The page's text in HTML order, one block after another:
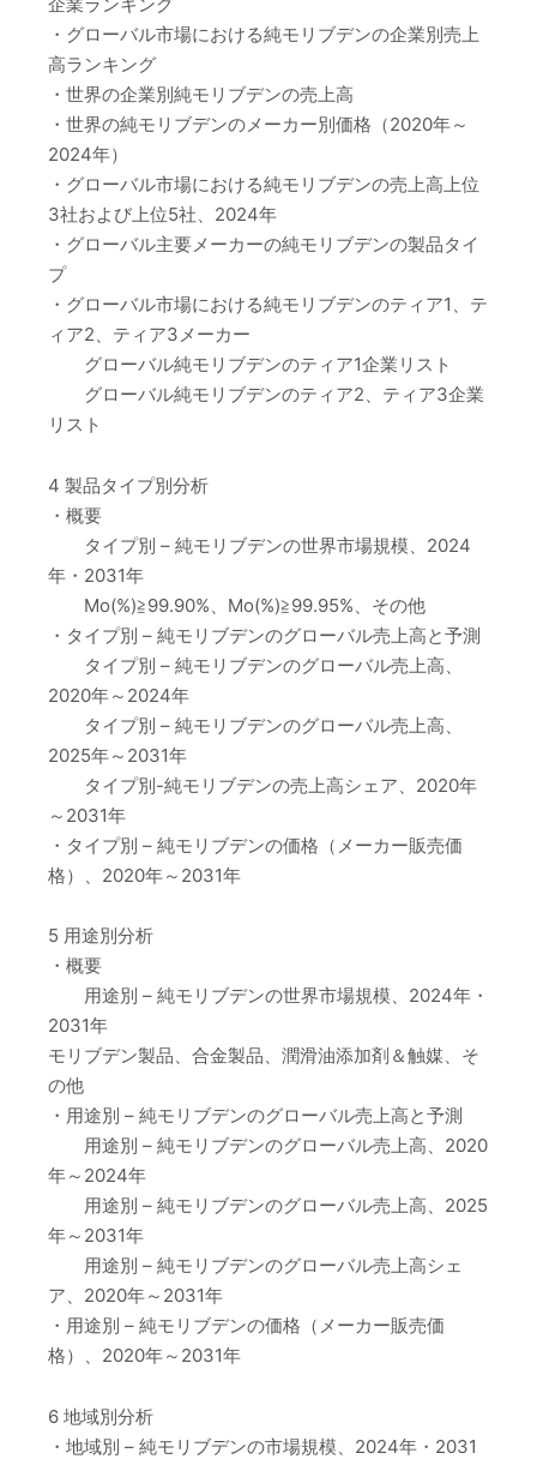
・グローバル市場における純モリブデンの企業別売上
高ランキング
・世界の企業別純モリブデンの売上高
・世界の純モリブデンのメーカー別価格（2020年～
2024年）
・グローバル市場における純モリブデンの売上高上位
3社および上位5社、2024年
・グローバル主要メーカーの純モリブデンの製品タイ
プ
・グローバル市場における純モリブデンのティア1、テ
ィア2、ティア3メーカー
グローバル純モリブデンのティア1企業リスト
グローバル純モリブデンのティア2、ティア3企業
リスト
4 製品タイプ別分析
・概要
タイプ別 – 純モリブデンの世界市場規模、2024
年・2031年
Mo(%)≧99.90%、Mo(%)≧99.95%、その他
・タイプ別 – 純モリブデンのグローバル売上高と予測
タイプ別 – 純モリブデンのグローバル売上高、
2020年～2024年
タイプ別 – 純モリブデンのグローバル売上高、
2025年～2031年
タイプ別-純モリブデンの売上高シェア、2020年
～2031年
・タイプ別 – 純モリブデンの価格（メーカー販売価
格）、2020年～2031年
5 用途別分析
・概要
用途別 – 純モリブデンの世界市場規模、2024年・
2031年
モリブデン製品、合金製品、潤滑油添加剤＆触媒、そ
の他
・用途別 – 純モリブデンのグローバル売上高と予測
用途別 – 純モリブデンのグローバル売上高、2020
年～2024年
用途別 – 純モリブデンのグローバル売上高、2025
年～2031年
用途別 – 純モリブデンのグローバル売上高シェ
ア、2020年～2031年
・用途別 – 純モリブデンの価格（メーカー販売価
格）、2020年～2031年
6 地域別分析
・地域別 – 純モリブデンの市場規模、2024年・2031